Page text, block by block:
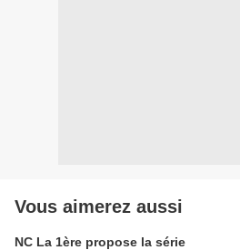
Vous aimerez aussi
NC La 1ère propose la série